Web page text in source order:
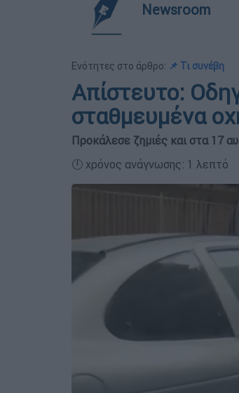
Newsroom
Ενότητες στο άρθρο: 📌 Τι συνέβη
Απίστευτο:
σταθμευμένα
Προκάλεσε ζημιές και στα 17
🕛 χρόνος ανάγνωσης: 1